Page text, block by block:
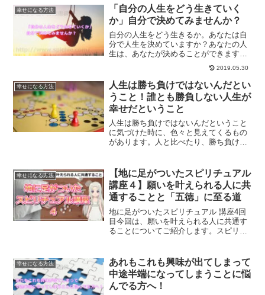
す。ベストなタイミングでメッセージを
いただくこととは？
幸せになる方法
「自分の人生をどう生きていく
か」自分で決めてみませんか？
自分の人生をどう生きるか。あなたは自
分で人生を決めていますか？あなたの人
生は、あなたが決めることができます。
周りの人たちばかりを気にせずに、あな
たらしく、自分の人生を決めていく方法
についてご紹介します。
2019.05.30
幸せになる方法
人生は勝ち負けではないんだとい
うこと！誰とも勝負しない人生が
幸せだということ
人生は勝ち負けではないんだということ
に気づけた時に、色々と見えてくるもの
があります。人と比べたり、勝ち負けで
時です。
幸せになる方法
【地に足がついたスピリチュアル
講座４】願いを叶えられる人に共
通することと「五徳」に至る道
地に足がついたスピリチュアル 講座4回
目今回は、願いを叶えられる人に共通す
ることについてご紹介します。スピリチ
幸せになる方法
あれもこれも興味が出てしまって
中途半端になってしまうことに悩
んでる方へ！